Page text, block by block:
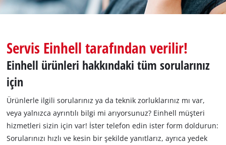
English
Servis Einhell tarafından verilir!
Einhell ürünleri hakkındaki tüm sorularınız
için
Ürünlerle ilgili sorularınız ya da teknik zorluklarınız mı var,
veya yalnızca ayrıntılı bilgi mi arıyorsunuz? Einhell müşteri
hizmetleri sizin için var! İster telefon edin ister form doldurun:
Sorularınızı hızlı ve kesin bir şekilde yanıtlarız, ayrıca yedek